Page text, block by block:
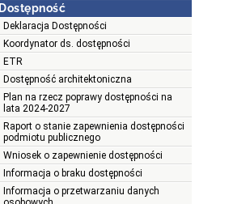
Dostępność
Deklaracja Dostępności
Koordynator ds. dostępności
ETR
Dostępność architektoniczna
Plan na rzecz poprawy dostępności na
lata 2024-2027
Raport o stanie zapewnienia dostępności
podmiotu publicznego
Wniosek o zapewnienie dostępności
Informacja o braku dostępności
Informacja o przetwarzaniu danych